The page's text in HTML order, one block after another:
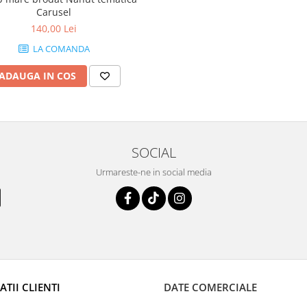
Carusel
140,00 Lei
LA COMANDA
IN COS
SOCIAL
Urmareste-ne in social media
CLIENTI DATE COMERCIALE